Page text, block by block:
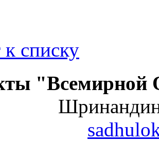
к списку